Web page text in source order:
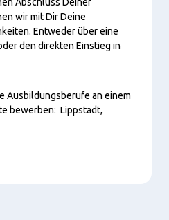
wir mit Dir Deine
Entweder über eine
den direkten Einstieg in
Ausbildungsberufe an einem
bewerben: Lippstadt,